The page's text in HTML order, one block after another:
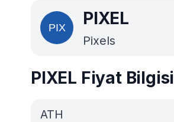
PIXEL
Pixels
PIXEL Fiyat Bilgisi
ATH